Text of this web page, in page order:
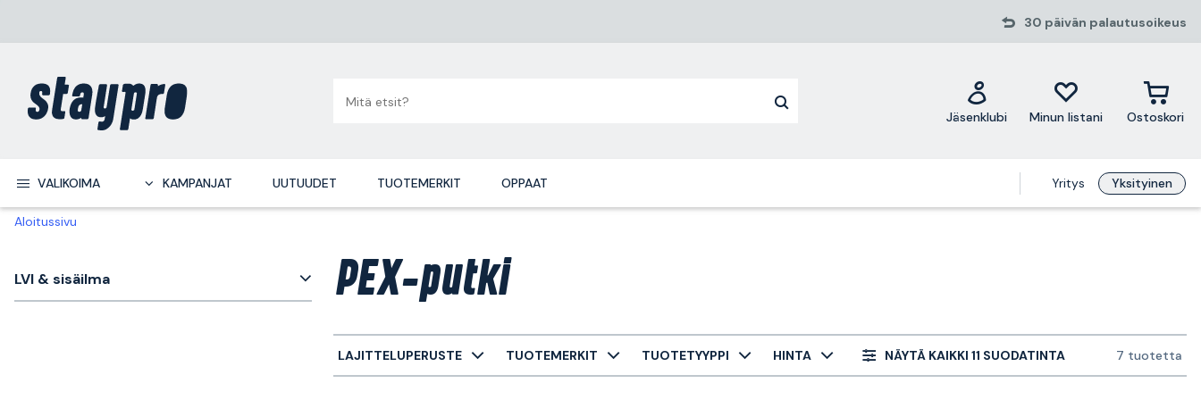
30 päivän palautusoikeus
Jäsenklubi Minun listani Ostoskori
VALIKOIMA KAMPANJAT UUTUUDET TUOTEMERKIT OPPAAT Yritys Yksityinen
Aloitussivu
LVI & sisäilma PEX-putki
LAJITTELUPERUSTE TUOTEMERKIT TUOTETYYPPI HINTA NÄYTÄ KAIKKI 11 SUODATINTA 7 tuotetta